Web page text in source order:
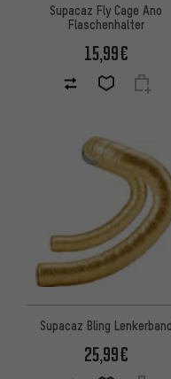
Supacaz Fly Cage Ano
Flaschenhalter
15,99€
Supacaz Bling Lenkerband
25,99€